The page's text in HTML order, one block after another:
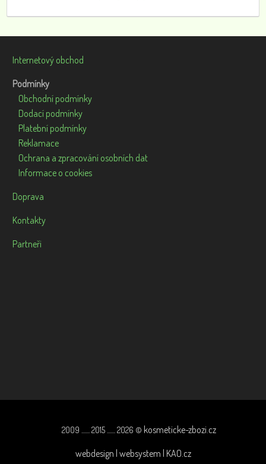
Internetový obchod
Podmínky
Obchodní podmínky
Dodací podmínky
Platební podmínky
Reklamace
Ochrana a zpracování osobních dat
Informace o cookies
Doprava
Kontakty
Partneři
2009 ....... 2015 ....... 2026 © kosmeticke-zbozi.cz
webdesign | websystem | KAO.cz